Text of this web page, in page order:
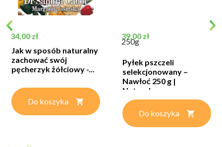
Cena
34,00 zł
Jak w sposób naturalny
zachować swój
pęcherzyk żółciowy -...
Do koszyka
Cena
39,00 zł
250g
Pyłek pszczeli
selekcjonowany –
Nawłoć 250 g |
Naturalny...
Do koszyka